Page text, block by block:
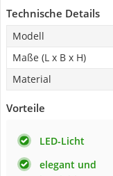
Technische Details
Modell
Maße (L x B x H)
Material
Vorteile
LED-Licht
elegant und